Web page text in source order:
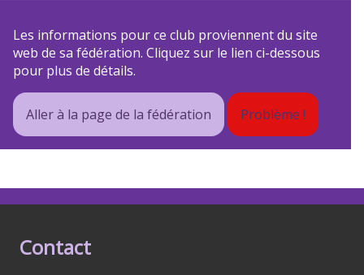
Les informations pour ce club proviennent du site
web de sa fédération. Cliquez sur le lien ci-dessous
pour plus de détails.
Aller à la page de la fédération Problème !
Contact